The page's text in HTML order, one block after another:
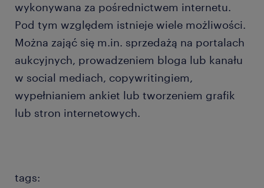
wykonywana za pośrednictwem internetu.
Pod tym względem istnieje wiele możliwości.
Można zająć się m.in. sprzedażą na portalach
aukcyjnych, prowadzeniem bloga lub kanału
w social mediach, copywritingiem,
wypełnianiem ankiet lub tworzeniem grafik
lub stron internetowych.
tags: